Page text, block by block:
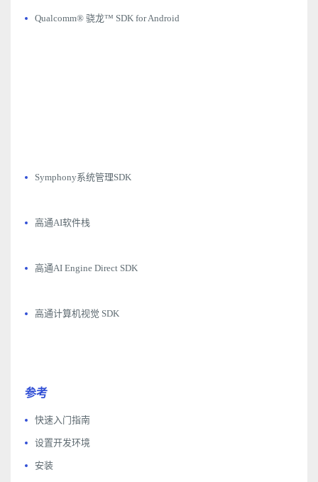
Qualcomm® 骁龙™ SDK for Android
Symphony系统管理SDK
高通AI软件栈
高通AI Engine Direct SDK
高通计算机视觉 SDK
参考
快速入门指南
设置开发环境
安装